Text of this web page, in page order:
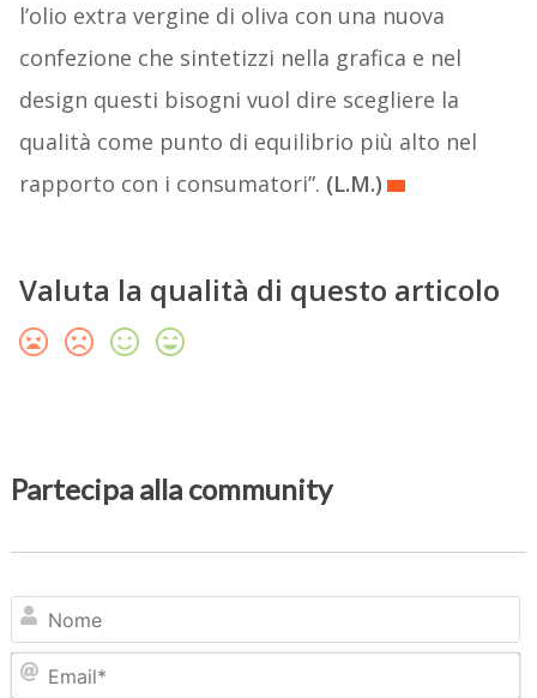
l’olio extra vergine di oliva con una nuova
confezione che sintetizzi nella grafica e nel
design questi bisogni vuol dire scegliere la
qualità come punto di equilibrio più alto nel
rapporto con i consumatori”. (L.M.)
Valuta la qualità di questo articolo
Partecipa alla community